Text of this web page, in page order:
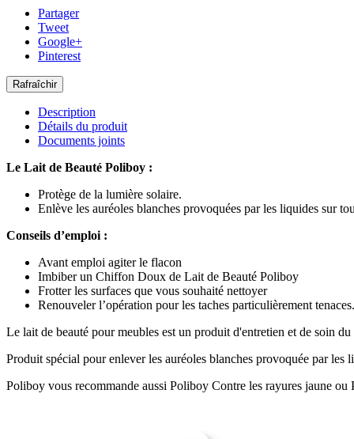
Partager
Tweet
Google+
Pinterest
Description
Détails du produit
Documents joints
Le Lait de Beauté Poliboy :
Protège de la lumière solaire.
Enlève les auréoles blanches provoquées par les liquides sur
Conseils d’emploi :
Avant emploi agiter le flacon
Imbiber un Chiffon Doux de Lait de Beauté Poliboy
Frotter les surfaces que vous souhaité nettoyer
Renouveler l’opération pour les taches particulièrement tenaces.
Le lait de beauté pour meubles est un produit d'entretien et de soin
Produit spécial pour enlever les auréoles blanches provoquée par
Poliboy vous recommande aussi Poliboy Contre les rayures jaune